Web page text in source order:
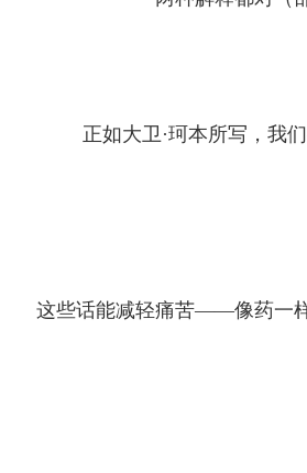
正如大卫·珂本所写，我
这些话能减轻痛苦——像药一